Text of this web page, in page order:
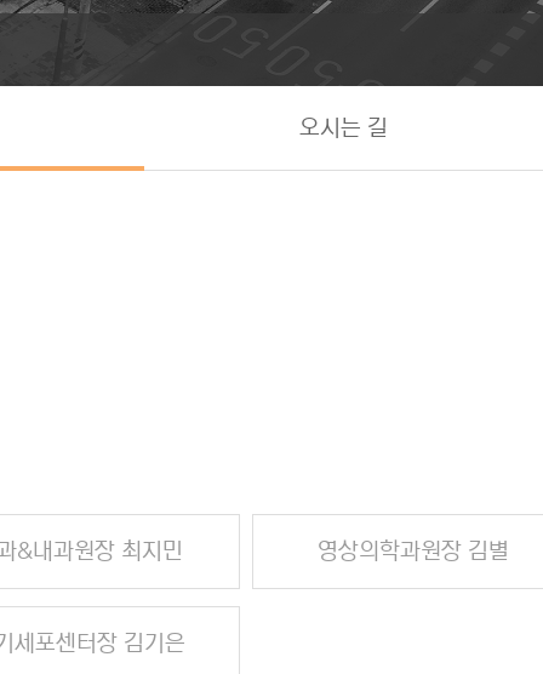
오시는 길
&내과원장 최지민 영상의학과원장 김별
세포센터장 김기은